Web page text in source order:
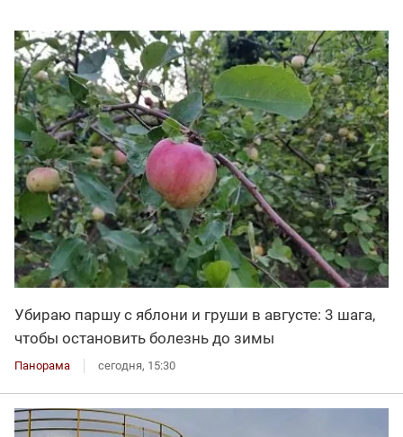
Убираю паршу с яблони и груши в августе: 3 шага,
чтобы остановить болезнь до зимы
Панорама сегодня, 15:30